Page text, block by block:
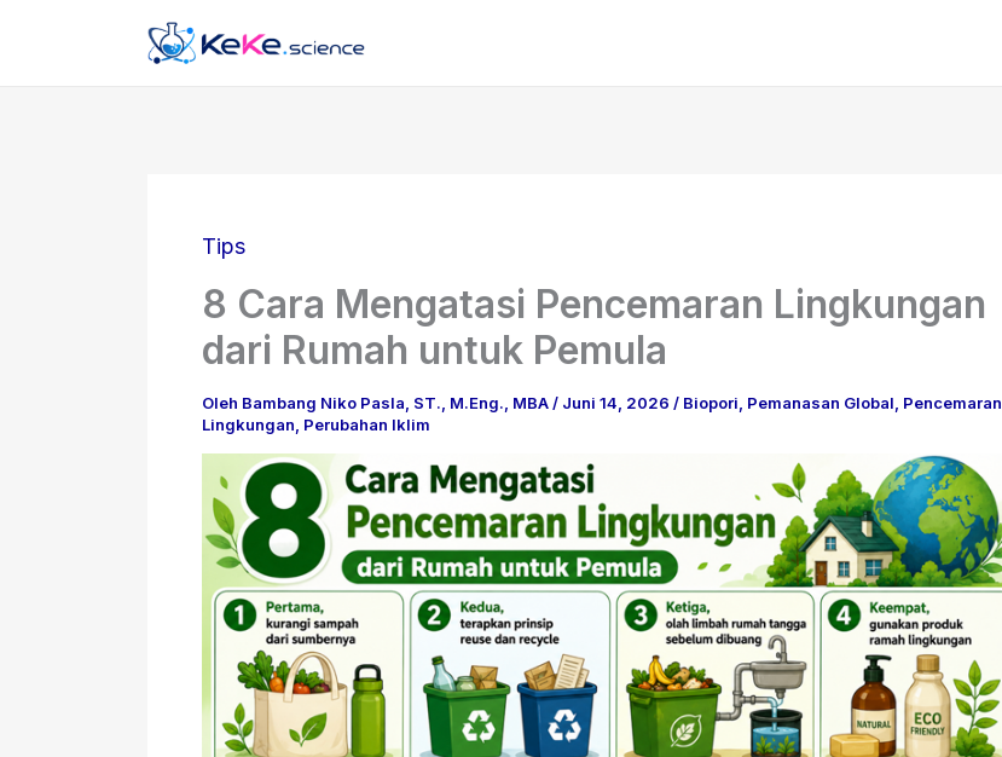
Tips
8 Cara Mengatasi Pencemaran Lingkungan
dari Rumah untuk Pemula
Oleh Bambang Niko Pasla, ST., M.Eng., MBA/ Juni 14, 2026 / Biopori Pemanasan Global Pencemaran
Lingkungan Perubahan Iklim